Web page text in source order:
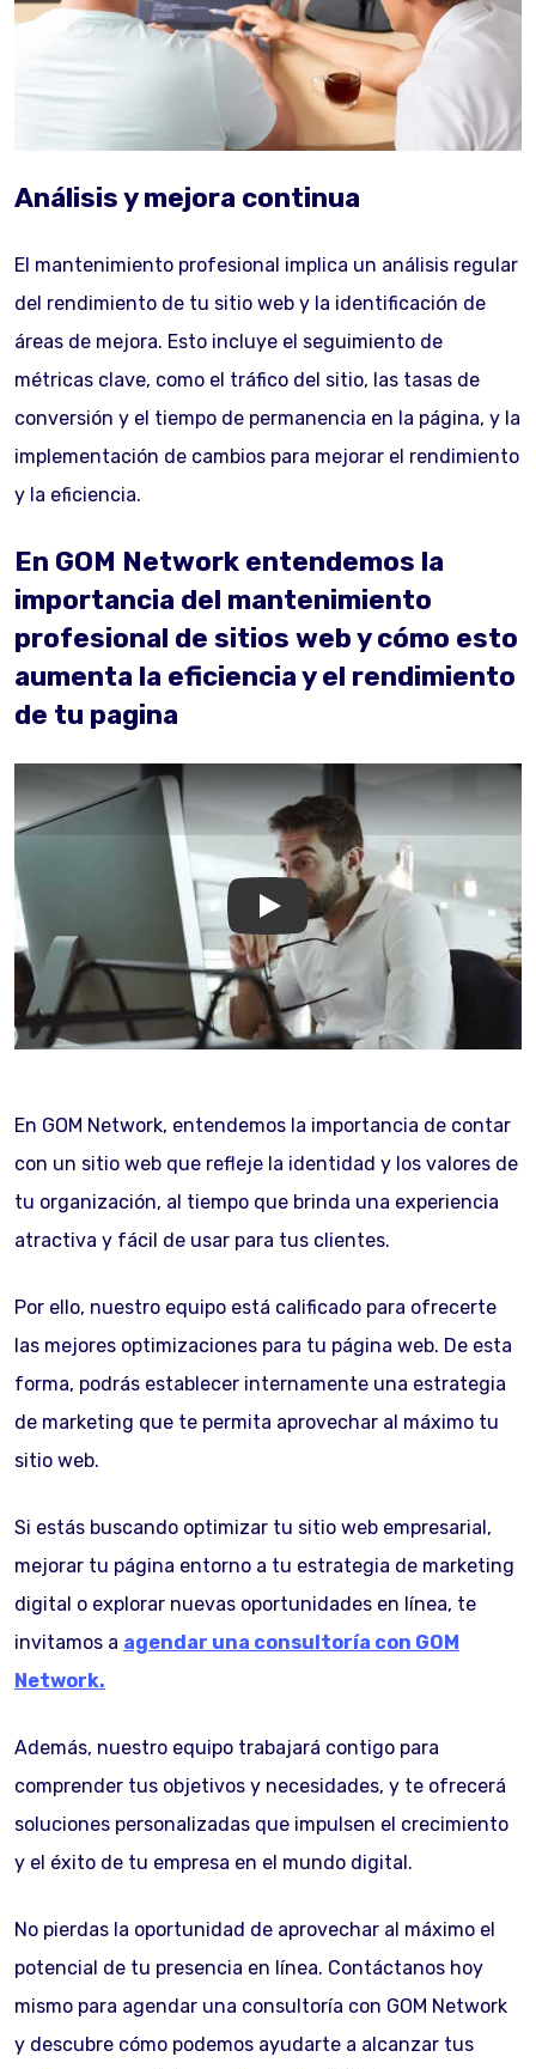
Análisis y mejora continua
El mantenimiento profesional implica un análisis regular
del rendimiento de tu sitio web y la identificación de
áreas de mejora. Esto incluye el seguimiento de
métricas clave, como el tráfico del sitio, las tasas de
conversión y el tiempo de permanencia en la página, y la
implementación de cambios para mejorar el rendimiento
y la eficiencia.
En GOM Network entendemos la
importancia del mantenimiento
profesional de sitios web y cómo esto
aumenta la eficiencia y el rendimiento
de tu pagina
GOM Network
En GOM Network, entendemos la importancia de contar
con un sitio web que refleje la identidad y los valores de
tu organización, al tiempo que brinda una experiencia
atractiva y fácil de usar para tus clientes.
Por ello, nuestro equipo está calificado para ofrecerte
las mejores optimizaciones para tu página web. De esta
forma, podrás establecer internamente una estrategia
de marketing que te permita aprovechar al máximo tu
sitio web.
Si estás buscando optimizar tu sitio web empresarial,
mejorar tu página entorno a tu estrategia de marketing
digital o explorar nuevas oportunidades en línea, te
invitamos a agendar una consultoría con GOM
Network.
Además, nuestro equipo trabajará contigo para
comprender tus objetivos y necesidades, y te ofrecerá
soluciones personalizadas que impulsen el crecimiento
y el éxito de tu empresa en el mundo digital.
No pierdas la oportunidad de aprovechar al máximo el
potencial de tu presencia en línea. Contáctanos hoy
mismo para agendar una consultoría con GOM Network
y descubre cómo podemos ayudarte a alcanzar tus